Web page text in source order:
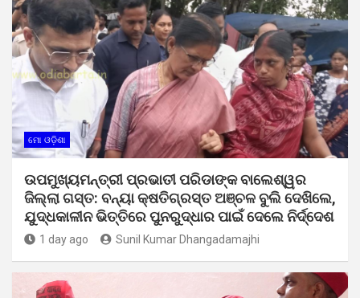
ମୋ ଓଡ଼ିଶା
ଉପମୁଖ୍ୟମନ୍ତ୍ରୀ ପ୍ରଭାତୀ ପରିଡାଙ୍କ ବାଲେଶ୍ୱର
ଜିଲ୍ଲା ଗସ୍ତ: ବନ୍ୟା କ୍ଷତିଗ୍ରସ୍ତ ଅଞ୍ଚଳ ବୁଲି ଦେଖିଲେ,
ଯୁଦ୍ଧକାଳୀନ ଭିତ୍ତିରେ ପୁନରୁଦ୍ଧାର ପାଇଁ ଦେଲେ ନିର୍ଦ୍ଦେଶ
1 day ago Sunil Kumar Dhangadamajhi